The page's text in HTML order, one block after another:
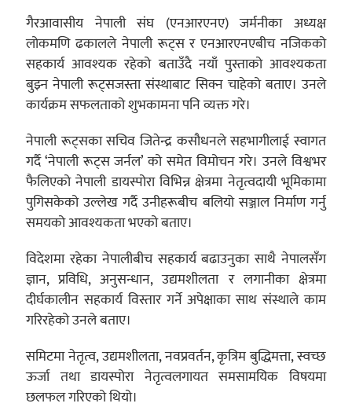
गैरआवासीय नेपाली संघ (एनआरएनए) जर्मनीका अध्यक्ष
लोकमणि ढकालले नेपाली रूट्स र एनआरएनएबीच नजिकको
सहकार्य आवश्यक रहेको बताउँदै नयाँ पुस्ताको आवश्यकता
बुझ्न नेपाली रूट्सजस्ता संस्थाबाट सिक्न चाहेको बताए। उनले
कार्यक्रम सफलताको शुभकामना पनि व्यक्त गरे।
नेपाली रूट्सका सचिव जितेन्द्र कसौधनले सहभागीलाई स्वागत
गर्दै ‘नेपाली रूट्स जर्नल’ को समेत विमोचन गरे। उनले विश्वभर
फैलिएको नेपाली डायस्पोरा विभिन्न क्षेत्रमा नेतृत्वदायी भूमिकामा
पुगिसकेको उल्लेख गर्दै उनीहरूबीच बलियो सञ्जाल निर्माण गर्नु
समयको आवश्यकता भएको बताए।
विदेशमा रहेका नेपालीबीच सहकार्य बढाउनुका साथै नेपालसँग
ज्ञान, प्रविधि, अनुसन्धान, उद्यमशीलता र लगानीका क्षेत्रमा
दीर्घकालीन सहकार्य विस्तार गर्ने अपेक्षाका साथ संस्थाले काम
गरिरहेको उनले बताए।
समिटमा नेतृत्व, उद्यमशीलता, नवप्रवर्तन, कृत्रिम बुद्धिमत्ता, स्वच्छ
ऊर्जा तथा डायस्पोरा नेतृत्वलगायत समसामयिक विषयमा
छलफल गरिएको थियो।